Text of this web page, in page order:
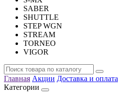
SABER
SHUTTLE
STEP WGN
STREAM
TORNEO
VIGOR
Главная Акции Доставка и оплата
Категории